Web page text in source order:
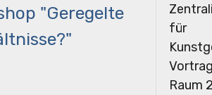
"Geregelte
für
Raum